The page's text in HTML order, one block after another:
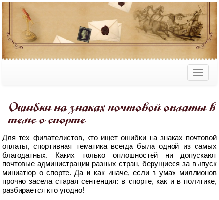
Ошибки на знаках почтовой оплаты в
теме о спорте
Для тех филателистов, кто ищет ошибки на знаках почтовой
оплаты, спортивная тематика всегда была одной из самых
благодатных. Каких только оплошностей ни допускают
почтовые администрации разных стран, берущиеся за выпуск
миниатюр о спорте. Да и как иначе, если в умах миллионов
прочно засела старая сентенция: в спорте, как и в политике,
разбирается кто угодно!